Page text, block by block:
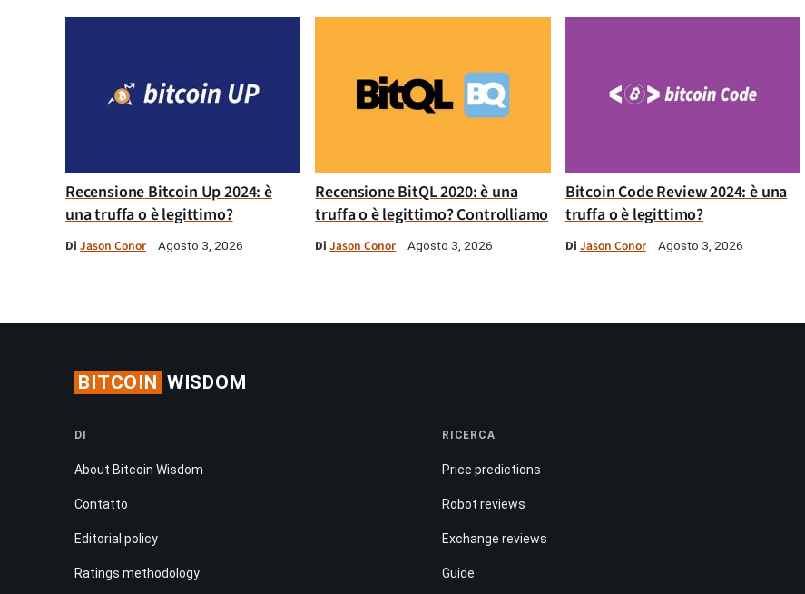
Recensione Bitcoin Up 2024: è
una truffa o è legittimo?
Di Jason Conor Agosto 3, 2026
Recensione BitQL 2020: è una
truffa o è legittimo? Controlliamo
DiJason Conor Agosto 3, 2026
Bitcoin Code Review 2024: è una
truffa o è legittimo?
Di Jason Conor Agosto 3, 2026
BITCOIN WISDOM
DI
About Bitcoin Wisdom
Contatto
Editorial policy
Ratings methodology
RICERCA
Price predictions
Robot reviews
Exchange reviews
Guide